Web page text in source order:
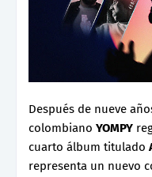
Después de nueve
colombiano YOMPY
cuarto álbum titulado
representa un nuevo